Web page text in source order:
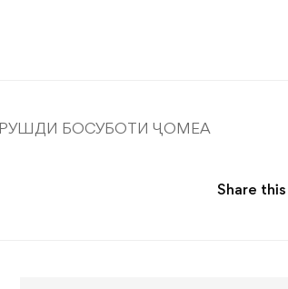
БОСУБОТИ ҶОМЕА
Share